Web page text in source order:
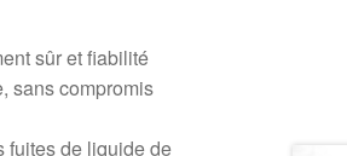
sûr et fiabilité
sans compromis
fuites de liquide de